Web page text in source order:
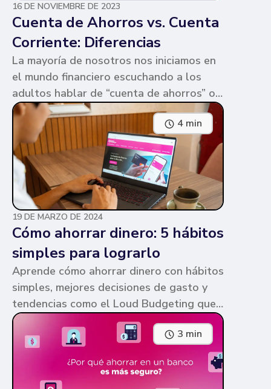
16 DE NOVIEMBRE DE 2023
Cuenta de Ahorros vs. Cuenta
Corriente: Diferencias
La mayoría de nosotros nos iniciamos en
el mundo financiero escuchando a los
adultos hablar de “cuenta de ahorros” o
“cuenta corriente”. Ambas cuentas
parecen similares y puede ser confuso,
pero te contamos en qué consiste cada
una y sus diferencias.
4 min
19 DE MARZO DE 2024
Cómo ahorrar dinero: 5 hábitos
simples para lograrlo
Aprende cómo ahorrar dinero con hábitos
simples, mejores decisiones de gasto y
tendencias como el Loud Budgeting que
pueden ayudarte a cumplir tus metas.
3 min